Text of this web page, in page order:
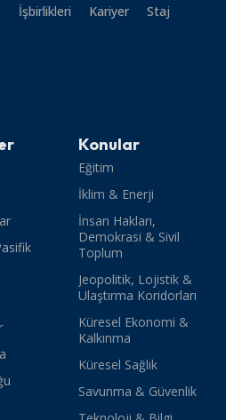
İşbirlikleri Kariyer
Staj
Konular
Eğitim
İklim & Enerji
İnsan Hakları,
Demokrasi & Sivil
Toplum
Jeopolitik, Lojistik &
Ulaştırma Koridorları
Küresel Ekonomi &
Kalkınma
Küresel Sağlık
Savunma & Güvenlik